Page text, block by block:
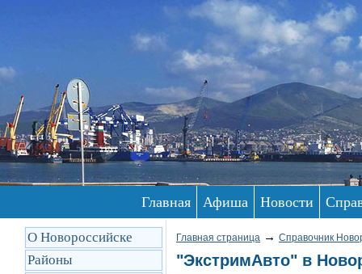
Главная Афиша Новости
О Новороссийске
Районы
Главная страница → Справочник
"ЭкстримАвто" в